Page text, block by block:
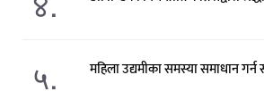
५. महिला उद्यमीका समस्या समाधान गर्न